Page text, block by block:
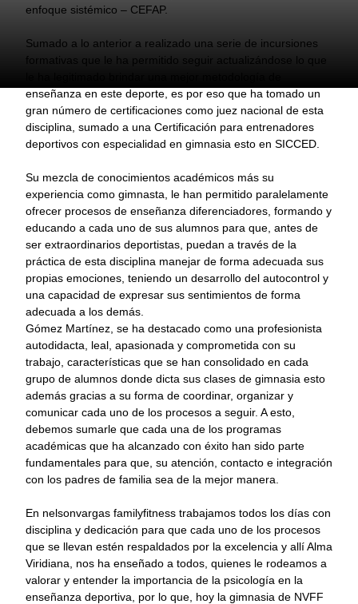
enfoque sistémico – CEFAP.
Sumado a lo anterior a realizado una serie de incursiones
formativas que le ha permitido seguir actualizándose lo que
enseñanza en este deporte, es por eso que ha tomado un
gran número de certificaciones como juez nacional de esta
disciplina, sumado a una Certificación para entrenadores
deportivos con especialidad en gimnasia esto en SICCED.
Su mezcla de conocimientos académicos más su
experiencia como gimnasta, le han permitido paralelamente
ofrecer procesos de enseñanza diferenciadores, formando y
educando a cada uno de sus alumnos para que, antes de
ser extraordinarios deportistas, puedan a través de la
práctica de esta disciplina manejar de forma adecuada sus
propias emociones, teniendo un desarrollo del autocontrol y
una capacidad de expresar sus sentimientos de forma
adecuada a los demás.
Gómez Martínez, se ha destacado como una profesionista
autodidacta, leal, apasionada y comprometida con su
trabajo, características que se han consolidado en cada
grupo de alumnos donde dicta sus clases de gimnasia esto
además gracias a su forma de coordinar, organizar y
comunicar cada uno de los procesos a seguir. A esto,
debemos sumarle que cada una de los programas
académicas que ha alcanzado con éxito han sido parte
fundamentales para que, su atención, contacto e integración
con los padres de familia sea de la mejor manera.
En nelsonvargas familyfitness trabajamos todos los días con
disciplina y dedicación para que cada uno de los procesos
que se llevan estén respaldados por la excelencia y allí Alma
Viridiana, nos ha enseñado a todos, quienes le rodeamos a
valorar y entender la importancia de la psicología en la
enseñanza deportiva, por lo que, hoy la gimnasia de NVFF